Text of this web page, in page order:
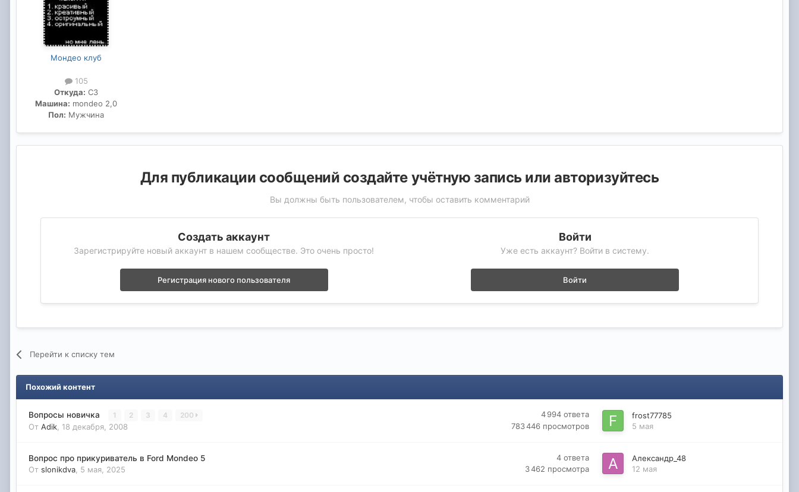
Мондео клуб
105
Откуда: СЗ
Машина: mondeo 2,0
Пол: Мужчина
Для публикации сообщений создайте учётную запись или авторизуйтесь
Вы должны быть пользователем, чтобы оставить комментарий
Создать аккаунт
Зарегистрируйте новый аккаунт в нашем сообществе. Это очень просто!
Регистрация нового пользователя
Войти
Уже есть аккаунт? Войти в систему.
Войти
Перейти к списку тем
Похожий контент
Вопросы новичка 1 2 3 4 200
От Adik 18 декабря, 2008
4 994 ответа
783 446 просмотров
frost77785
5 мая
Вопрос про прикуриватель в Ford Mondeo 5
От slonikdva 5 мая, 2025
4 ответа
3 462 просмотра
Александр_48
12 мая